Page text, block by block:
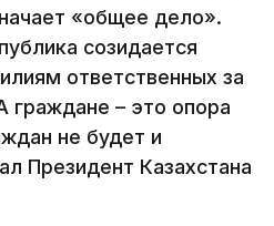
«общее дело».
созидается
ответственных за
граждане – это опора
не будет и
Президент Казахстана